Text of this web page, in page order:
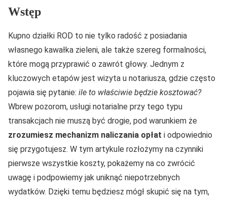
Wstęp
Kupno działki ROD to nie tylko radość z posiadania
własnego kawałka zieleni, ale także szereg formalności,
które mogą przyprawić o zawrót głowy. Jednym z
kluczowych etapów jest wizyta u notariusza, gdzie często
pojawia się pytanie: ile to właściwie będzie kosztować?
Wbrew pozorom, usługi notarialne przy tego typu
transakcjach nie muszą być drogie, pod warunkiem że
zrozumiesz mechanizm naliczania opłat i odpowiednio
się przygotujesz. W tym artykule rozłożymy na czynniki
pierwsze wszystkie koszty, pokażemy na co zwrócić
uwagę i podpowiemy jak uniknąć niepotrzebnych
wydatków. Dzięki temu będziesz mógł skupić się na tym,